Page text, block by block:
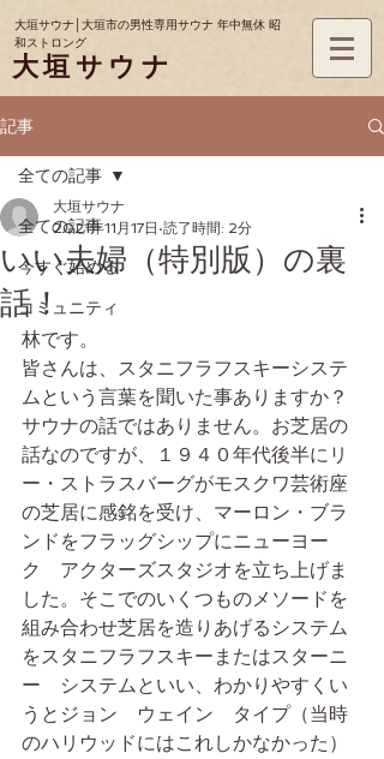
大垣サウナ│大垣市の男性専用サウナ 年中無休 昭
和ストロング
大垣サウナ
記事
全ての記事
今すぐ始める
コミュニティ
全ての記事
いい夫婦（特別版）の裏
話！
大垣サウナ
2021年11月17日 読了時間: 2分
林です。
皆さんは、スタニフラフスキーシステ
ムという言葉を聞いた事ありますか？
サウナの話ではありません。お芝居の
話なのですが、１９４０年代後半にリ
ー・ストラスバーグがモスクワ芸術座
の芝居に感銘を受け、マーロン・ブラ
ンドをフラッグシップにニューヨー
ク　アクターズスタジオを立ち上げま
した。そこでのいくつものメソードを
組み合わせ芝居を造りあげるシステム
をスタニフラフスキーまたはスターニ
ー　システムといい、わかりやすくい
うとジョン　ウェイン　タイプ（当時
のハリウッドにはこれしかなかった）